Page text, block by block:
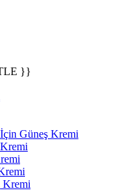
}}
Güneş Kremi
Kremi